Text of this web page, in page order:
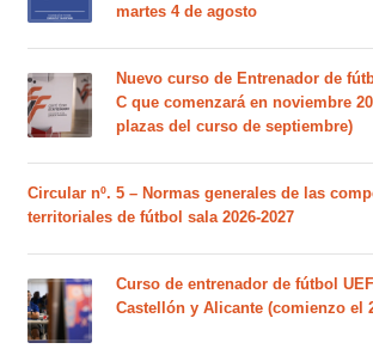
martes 4 de agosto
Nuevo curso de Entrenador de
C que comenzará en noviembre
plazas del curso de septiembre)
Circular nº. 5 – Normas generales de las
territoriales de fútbol sala 2026-2027
Curso de entrenador de fútbol
Castellón y Alicante (comienzo el